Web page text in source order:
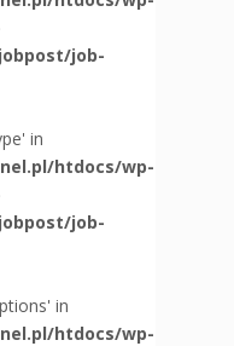
job-
in
htdocs/wp-
job-
in
htdocs/wp-